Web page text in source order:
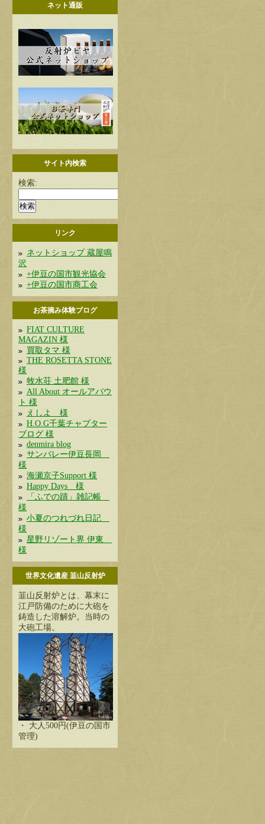
ネット通販
サイト内検索
検索:
リンク
ネットショップ 蔵屋鳴
沢
+伊豆の国市観光協会
+伊豆の国市商工会
お茶摘み体験ブログ
FIAT CULTURE
MAGAZIN 様
買取タマ 様
THE ROSETTA STONE
様
牧水荘 土肥館 様
All About オールアバウ
ト 様
えしよ 様
H.O.G千葉チャプター
ブログ 様
denmira blog
サンバレー伊豆長岡
様
海瀬京子Support 様
Happy Days 様
「ふでの蹟」雑記帳
様
小夏のつれづれ日記
様
星野リゾート界 伊東
様
世界文化遺産 韮山反射炉
韮山反射炉とは、幕末に
江戸防備のために大砲を
鋳造した溶解炉。当時の
大砲工場。
・ 大人500円(伊豆の国市
管理)